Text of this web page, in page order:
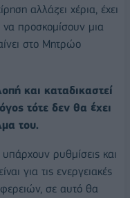
αλλάζει χέρια, έχει
να προσκομίσουν μια
στο Μητρώο
και καταδικαστεί
τότε δεν θα έχει
του.
ρυθμίσεις και
για τις ενεργειακές
σε αυτό θα